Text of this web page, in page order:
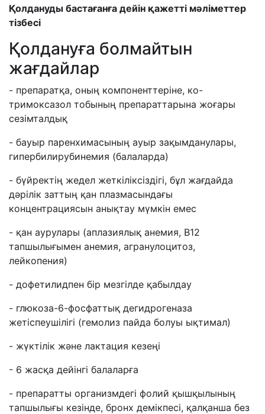
Қолдануды бастағанға дейін қажетті мәліметтер
тізбесі
Қолдануға болмайтын
жағдайлар
- препаратқа, оның компоненттеріне, ко-
тримоксазол тобының препараттарына жоғары
сезімталдық
- бауыр паренхимасының ауыр зақымданулары,
гипербилирубинемия (балаларда)
- бүйректің жедел жеткіліксіздігі, бұл жағдайда
дәрілік заттың қан плазмасындағы
концентрациясын анықтау мүмкін емес
- қан аурулары (аплазиялық анемия, В12
тапшылығымен анемия, агранулоцитоз,
лейкопения)
- дофетилидпен бір мезгілде қабылдау
- глюкоза-6-фосфаттық дегидрогеназа
жетіспеушілігі (гемолиз пайда болуы ықтимал)
- жүктілік және лактация кезеңі
- 6 жасқа дейінгі балаларға
- препаратты организмдегі фолий қышқылының
тапшылығы кезінде, бронх демікпесі, қалқанша без